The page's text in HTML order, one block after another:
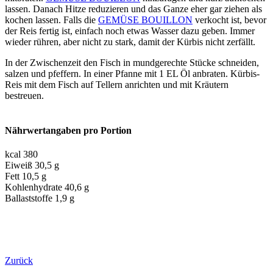
lassen. Danach Hitze reduzieren und das Ganze eher gar ziehen als
kochen lassen. Falls die GEMÜSE BOUILLON verkocht ist, bevor
der Reis fertig ist, einfach noch etwas Wasser dazu geben. Immer
wieder rühren, aber nicht zu stark, damit der Kürbis nicht zerfällt.
In der Zwischenzeit den Fisch in mundgerechte Stücke schneiden,
salzen und pfeffern. In einer Pfanne mit 1 EL Öl anbraten. Kürbis-
Reis mit dem Fisch auf Tellern anrichten und mit Kräutern
bestreuen.
Nährwertangaben pro Portion
kcal 380
Eiweiß 30,5 g
Fett 10,5 g
Kohlenhydrate 40,6 g
Ballaststoffe 1,9 g
Zurück